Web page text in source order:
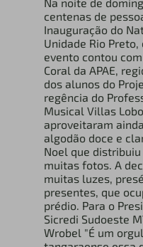
centenas de
Inauguração do
Unidade Rio Preto,
evento contou
Coral da APAE,
dos alunos do
regência do
Musical Villas
aproveitaram
algodão doce e
Noel que
muitas fotos. A
muitas luzes,
presentes, que
prédio. Para o
Sicredi Sudoeste
Wrobel "É um